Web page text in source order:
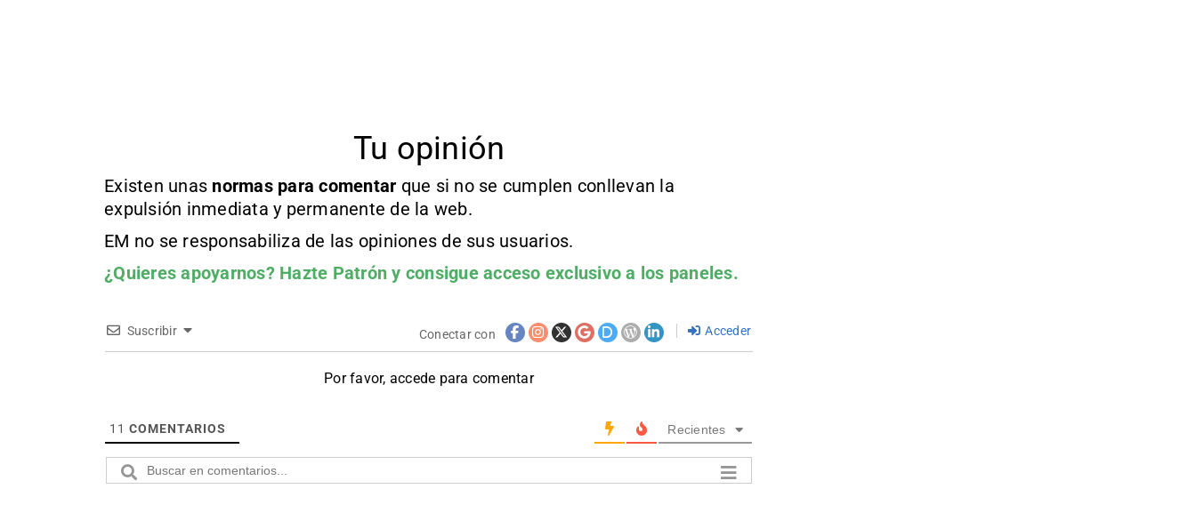
Tu opinión
Existen unas normas para comentar que si no se cumplen conllevan la
expulsión inmediata y permanente de la web.
EM no se responsabiliza de las opiniones de sus usuarios.
¿Quieres apoyarnos? Hazte Patrón y consigue acceso exclusivo a los paneles.
Suscribir Conectar con Acceder
Por favor, accede para comentar
11 COMENTARIOS Recientes